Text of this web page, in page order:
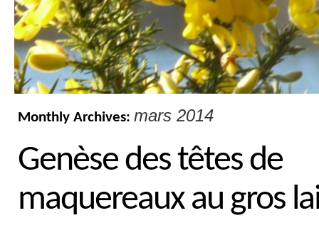
Monthly Archives: mars 2014
Genèse des têtes de
maquereaux au gros